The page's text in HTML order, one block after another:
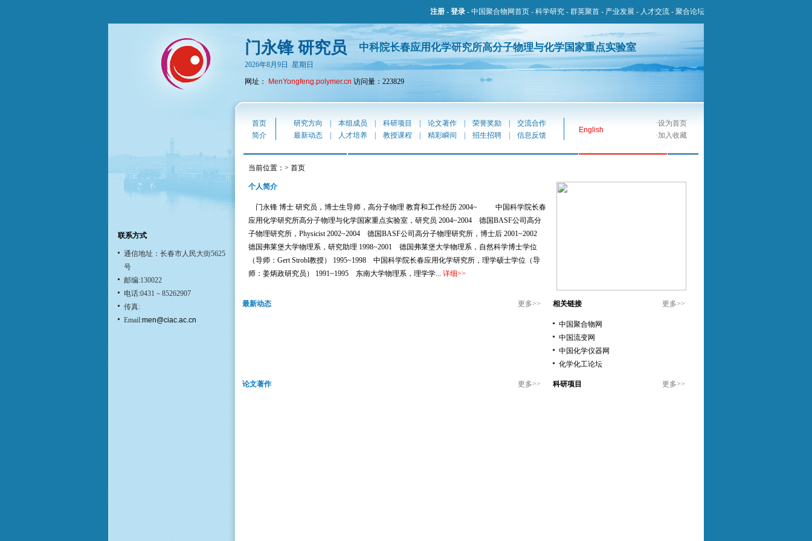
注册 - 登录 - 中国聚合物网首页 - 科学研究 - 群英聚首 - 产业发展 - 人才交流 - 聚合论坛
门永锋 研究员 中科院长春应用化学研究所高分子物理与化学国家重点实验室
2026年8月9日 星期日
网址：
MenYongfeng.polymer.cn 访问量：223829
联系方式
通信地址：长春市人民大街5625
号
邮编:130022
电话:0431－85262907
传真:
Email:men@ciac.ac.cn
首页 研究方向 本组成员 科研项目 论文著作 荣誉奖励 交流合作
English
·设为首页
简介
最新动态 人才培养 教授课程 精彩瞬间 招生招聘 信息反馈 ·加入收藏
当前位置：> 首页
个人简介
门永锋 博士 研究员，博士生导师，高分子物理 教育和工作经历 2004~ 中国科学院长春
应用化学研究所高分子物理与化学国家重点实验室，研究员 2004~2004 德国BASF公司高分
子物理研究所，Physicist 2002~2004 德国BASF公司高分子物理研究所，博士后 2001~2002
德国弗莱堡大学物理系，研究助理 1998~2001 德国弗莱堡大学物理系，自然科学博士学位
（导师：Gert Strobl教授） 1995~1998 中国科学院长春应用化学研究所，理学硕士学位（导
师：姜炳政研究员） 1991~1995 东南大学物理系，理学学... 详细>>
更多>>
最新动态 更多>>
相关链接
中国聚合物网
中国流变网
中国化学仪器网
化学化工论坛
更多>>
论文著作 更多>>
科研项目